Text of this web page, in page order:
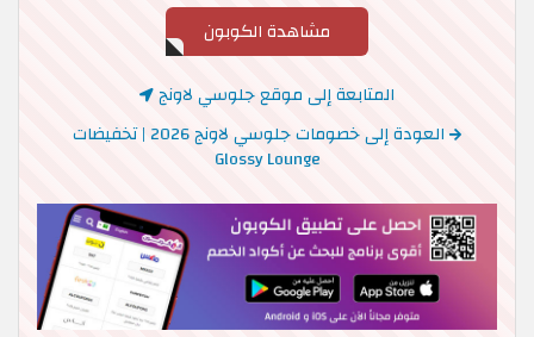
مشاهدة الكوبون
المتابعة إلى موقع جلوسي لاونج
العودة إلى خصومات جلوسي لاونج 2026 | تخفيضات
Glossy Lounge